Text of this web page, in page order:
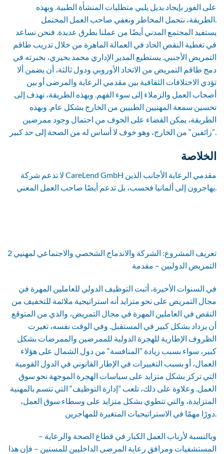
على الفور بإيجاد بديل يلبي متطلبات المنشأة الطبية. وبهذه
الطريقة، نتحمل المخاطر ونعفي صاحب العمل المحتمل.
يستفيد المجتمع المدني أيضًا من عملنا بطرق عديدة. فنحن نساعد
في تغطية النقص الحاد في العمالة الماهرة من خلال تدريب طاقم
التمريض الأجنبي. يستطيع المدير الإداري محمد بحيري، بخبرته في
دمج طاقم التمريض من الاتحاد الأوروبي ودول ثالثة، أن يضمن ألا
تؤدي الاختلافات الثقافية بين مقدمي الرعاية والمرضى أو بين
أصحاب العمل والزملاء إلى سوء الفهم. وبهذه الطريقة، نهدف إلى
تحسين سمعة المهنيين الطبيين من الخارج بشكل عام. وبهذه
الطريقة، يمكن القضاء على الخوف من احتمال وجود ممرضين
”زائفين“ من الخارج، وهو خوف لا أساس له من الصحة إلى حد كبير.
الخلاصة
لا تدعم شركة CareLend GmbH مقدمي الرعاية الأجانب الذين
يهاجرون إلى ألمانيا فحسب، بل تدعم أيضًا صاحب العمل المعني.
2 تعريف المشروع: الشركة والاندماج الشخصي والاجتماعي لمهنيي
التمريض الدوليين – مقدمة
في السنوات الأخيرة، أثبت التوظيف الدولي للعاملين المهرة في
مجال التمريض على نحو متزايد أنه استراتيجية ملائمة للتخفيف من
النقص في العاملين المهرة في مجال التمريض، والذي من المتوقع
أن يزداد بشكل كبير في المستقبل. وفي الوقت نفسه، تغيرت
الظروف الإطارية للهجرة الدولية للممرضين والممرضات بشكل
كبير، سواء بسبب زيادة ”المنافسة“ من دول الشمال على هؤلاء
العمال، أو بسبب التغييرات في الإطار القانوني في الدول القومية
التي تركز بشكل متزايد على سياسات الهجرة الموجهة نحو سوق
العمل. وعلاوة على ذلك، تلعب ”إدارة التوظيف“ التي تتسم بالمهنية
المتزايدة، والتي تنطوي بشكل متزايد على وسطاء سوق العمل،
وبالنسبة لأرباب العمل الكبار في قطاع الصحة والرعاية –
المستشفيات ومرافق رعاية المرضى الداخليين للمسنين – فإن هذا